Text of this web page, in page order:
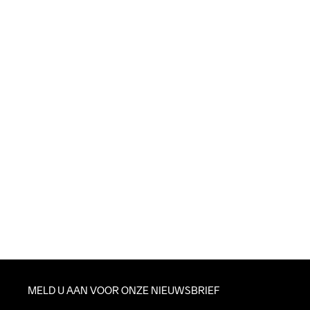
MELD U AAN VOOR ONZE NIEUWSBRIEF